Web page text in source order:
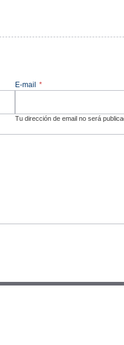
E-mail *
Tu dirección de email no será